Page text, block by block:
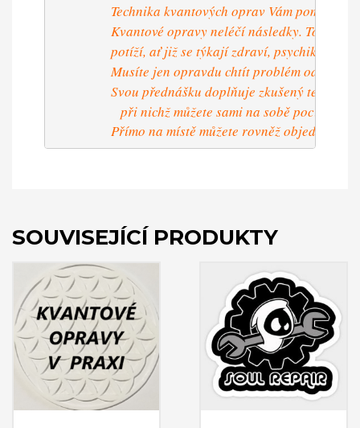
Technika kvantových oprav Vám pomůže
Kvantové opravy neléčí následky. Touto
potíží, ať již se týkají zdraví, psychiky,
                  Musíte jen opravdu chtít problém odstranit.
Svou přednášku doplňuje zkušený
při nichž můžete sami na sobě pocítit
Přímo na místě můžete rovněž objednat
SOUVISEJÍCÍ PRODUKTY